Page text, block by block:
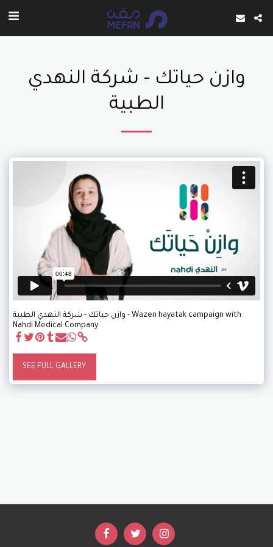
وازن حياتك - شركة النهدي
الطبية
وازن حياتك - شركة النهدي الطبية - Wazen hayatak campaign with
Nahdi Medical Company
SEE FULL GALLERY